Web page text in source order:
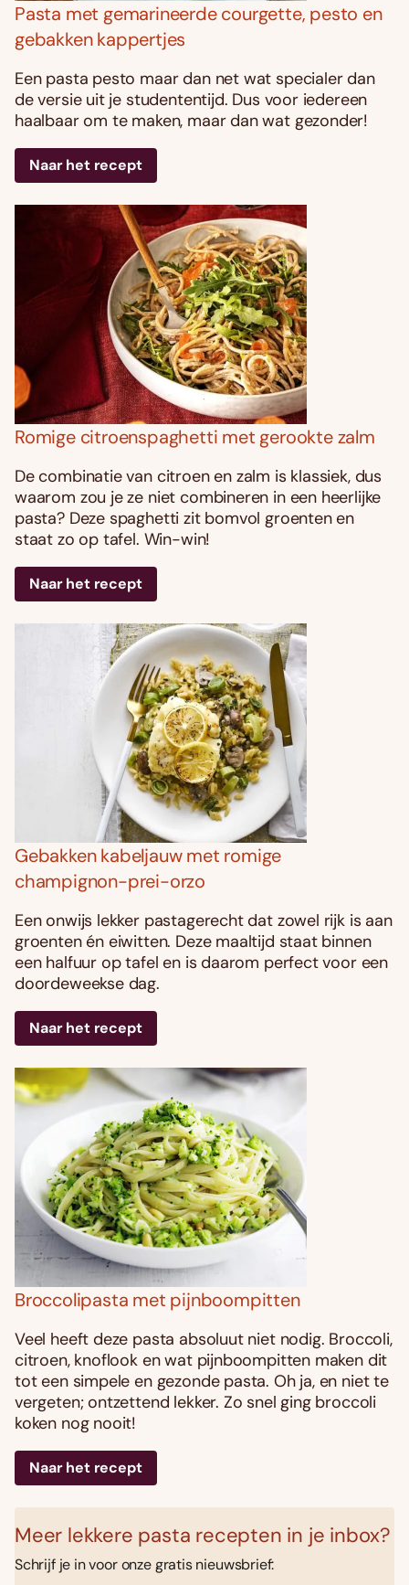
Pasta met gemarineerde courgette, pesto en
gebakken kappertjes
Een pasta pesto maar dan net wat specialer dan
de versie uit je studententijd. Dus voor iedereen
haalbaar om te maken, maar dan wat gezonder!
Naar het recept
Romige citroenspaghetti met gerookte zalm
De combinatie van citroen en zalm is klassiek, dus
waarom zou je ze niet combineren in een heerlijke
pasta? Deze spaghetti zit bomvol groenten en
staat zo op tafel. Win-win!
Naar het recept
Gebakken kabeljauw met romige
champignon-prei-orzo
Een onwijs lekker pastagerecht dat zowel rijk is aan
groenten én eiwitten. Deze maaltijd staat binnen
een halfuur op tafel en is daarom perfect voor een
doordeweekse dag.
Naar het recept
Broccolipasta met pijnboompitten
Veel heeft deze pasta absoluut niet nodig. Broccoli,
citroen, knoflook en wat pijnboompitten maken dit
tot een simpele en gezonde pasta. Oh ja, en niet te
vergeten; ontzettend lekker. Zo snel ging broccoli
koken nog nooit!
Naar het recept
Meer lekkere pasta recepten in je inbox?
Schrijf je in voor onze gratis nieuwsbrief: